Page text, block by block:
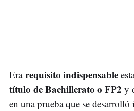
Era requisito indispensable
título de Bachillerato o FP2 y
en una prueba que se desarrolló